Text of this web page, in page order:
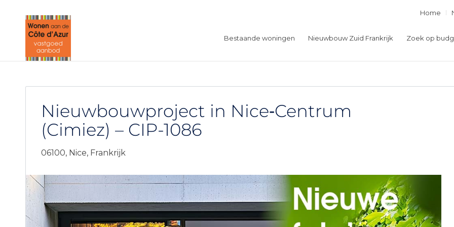
Home
Bestaande woningen Nieuwbouw Zuid Frankrijk Zoek op
Nieuwbouwproject in Nice‑Centrum
(Cimiez) – CIP-1086
06100, Nice, Frankrijk